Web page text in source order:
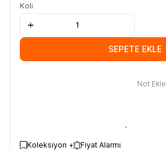
Koli
SEPETE EKLE
Not Ekle
Koleksiyon + Fiyat Alarmı